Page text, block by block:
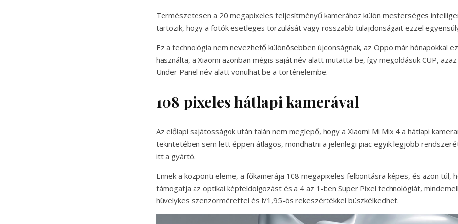
Természetesen a 20 megapixeles teljesítményű kamerához külön mesterséges
tartozik, hogy a fotók esetleges torzulását vagy rosszabb tulajdonságait ezzel
Ez a technológia nem nevezhető különösebben újdonságnak, az Oppo már hónapokkal
használta, a Xiaomi azonban mégis saját név alatt mutatta be, így megoldásuk CUP, azaz
Under Panel név alatt vonulhat be a történelembe.
108 pixeles hátlapi kamerával
Az előlapi sajátosságok után talán nem meglepő, hogy a Xiaomi Mi Mix 4 a hátlapi
tekintetében sem lett éppen átlagos, mondhatni a jelenlegi piac egyik legjobb
itt a gyártó.
Ennek a központi eleme, a főkamerája 108 megapixeles felbontásra képes, és azon túl,
támogatja az optikai képfeldolgozást és a 4 az 1-ben Super Pixel technológiát,
hüvelykes szenzormérettel és f/1,95-ös rekeszértékkel büszkélkedhet.